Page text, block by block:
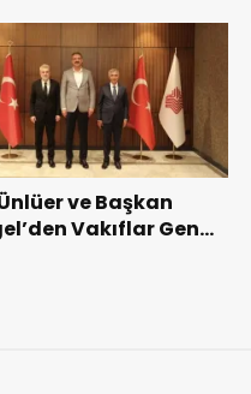
ve Başkan
Vakıflar Genel